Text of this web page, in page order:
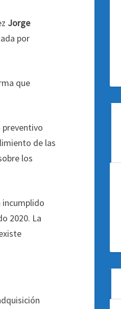
Jorge
por
que
preventivo
de las
los
incumplido
2020. La